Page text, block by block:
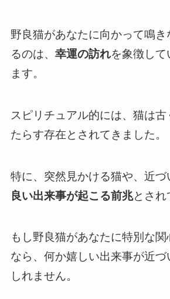
野良猫があなたに向かって鳴き
るのは、 幸運の訪れを象徴して
ます。
スピリチュアル的には、猫は古
たらす存在とされてきました。
特に、突然見かける猫や、近づ
良い出来事が起こる前兆とされ
もし野良猫があなたに特別な
なら、何か嬉しい出来事が近づ
しれません。